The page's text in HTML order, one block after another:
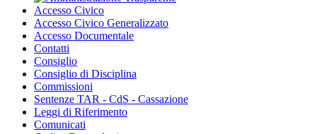
Accesso Civico
Accesso Civico Generalizzato
Accesso Documentale
Contatti
Consiglio
Consiglio di Disciplina
Commissioni
Sentenze TAR - CdS - Cassazione
Leggi di Riferimento
Comunicati